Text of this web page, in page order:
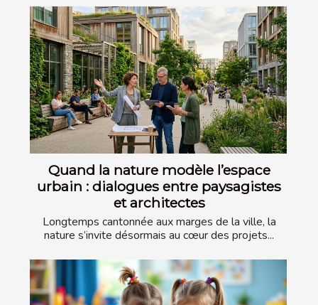
Quand la nature modèle l’espace
urbain : dialogues entre paysagistes
et architectes
Longtemps cantonnée aux marges de la ville, la
nature s’invite désormais au cœur des projets...